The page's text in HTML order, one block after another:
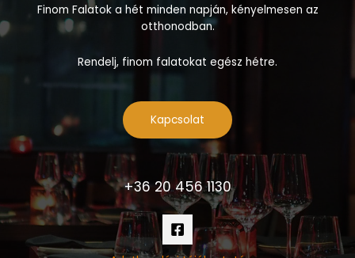
Finom Falatok a hét minden napján, kényelmesen az
otthonodban.
Rendelj, finom falatokat egész hétre.
Kapcsolat
+36 20 456 1130